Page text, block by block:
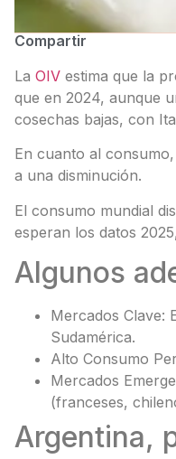
Compartir
La OIV estima que la
que en 2024, aunque
cosechas bajas, con
En cuanto al
a una disminución.
El consumo mundial
esperan los datos
Algunos
Mercados Clave:
Sudamérica.
Alto Consumo
Mercados
(franceses,
Argentina,